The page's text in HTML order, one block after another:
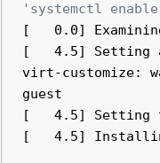
'systemctl
[   0.0]
[   4.5] Setting a
virt-customize:
guest
[   4.5] Setting
[   4.5] Installing